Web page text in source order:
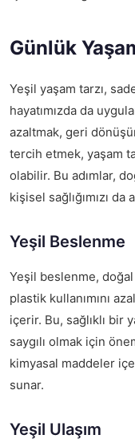
Günlük
Yeşil yaşam tarzı,
hayatımızda da
azaltmak, geri
tercih etmek, yaşam
olabilir. Bu adımlar,
kişisel sağlığımızı da
Yeşil Beslenme
Yeşil beslenme,
plastik kullanımını
içerir. Bu, sağlıklı bir
saygılı olmak için
kimyasal maddeler
sunar.
Yeşil Ulaşım